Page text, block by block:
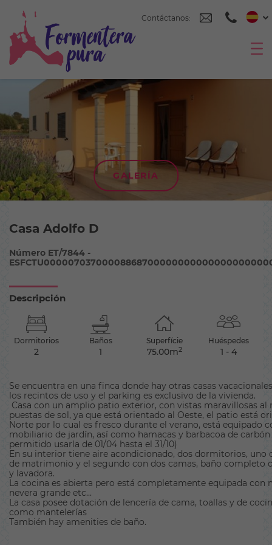
Contáctanos:
GALERÍA
Casa Adolfo D
Número ET/7844 -
Descripción
Dormitorios
2
Baños
1
Superfície
75.00m2
Huéspedes
1 - 4
Se encuentra en una finca donde hay otras casas
los recintos de uso y el parking es exclusivo de la vivienda.
Casa con un amplio patio exterior, con vistas maravillosas al
puestas de sol, ya que está orientado al Oeste, el patio está
Norte por lo cual es fresco durante el verano, está equipado
mobiliario de jardín, así como hamacas y barbacoa de carbón
permitido usarla de 01/04 hasta el 31/10)
En su interior tiene aire acondicionado, dos dormitorios, uno
de matrimonio y el segundo con dos camas, baño completo
y lavadora.
La cocina es abierta pero está completamente equipada con
nevera grande etc...
La casa posee dotación de lencería de cama, toallas y de
como mantelerías
También hay amenities de baño.